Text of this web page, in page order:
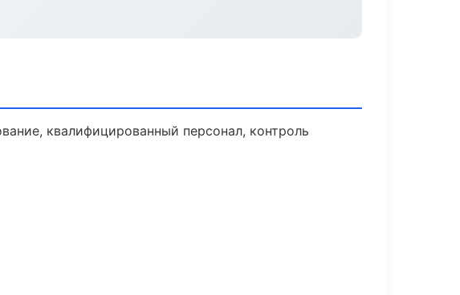
квалифицированный персонал, контроль